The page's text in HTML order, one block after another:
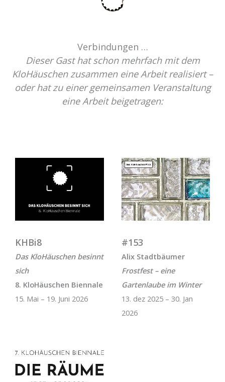
Verbindungen …
Dieser Gast hat schon mehrfach mit dem
KloHäuschen zusammen eine Arbeit realisiert –
oder hat zu einer gemeinsamen Veranstaltung
eine Arbeit beigetragen:
KHBi8
Das KloHäuschen besinnt
sich
8. KloHäuschen Biennale
15. Mai – 19. Juni 2026
#153
Alix Stadtbäumer
Frostfest – eine
Gartenlaube im Winter
13. dez 2025 – 30. Jan
2026